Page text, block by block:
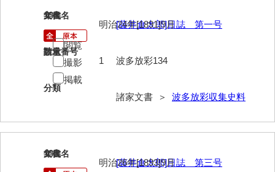
上矢田井手文書
嘉村家文書
亀田家文書
賀屋家文書
河崎家文書
河崎家文書（旧神代村）
134
文書名
[藤井倉太郎]日誌 第一号
請求番号
波多放彩134
分類
諸家文書 ＞ 波多放彩収集史料
年代
明治24年[1891]9月
数量
1
閲覧
撮影
掲載
135
文書名
[藤井倉太郎]日誌 第三号
年代
明治26年[1893]9月